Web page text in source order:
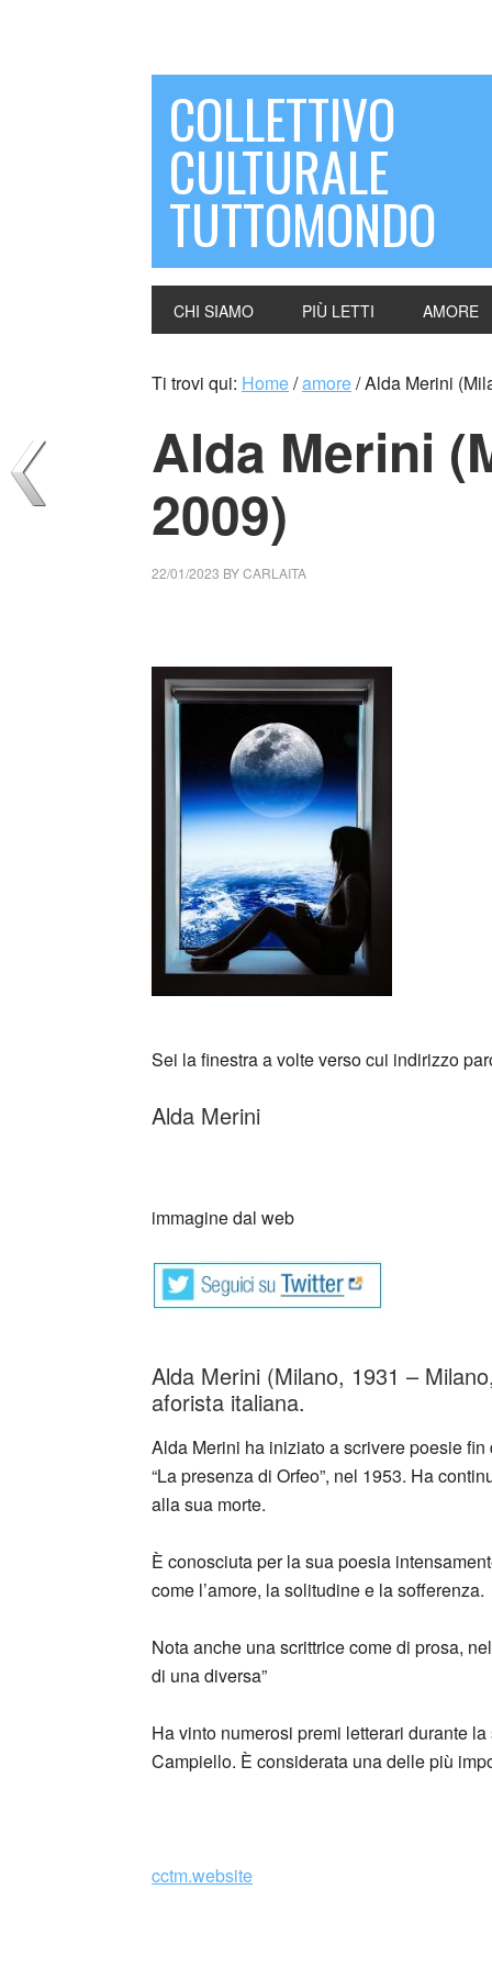
COLLETTIVO
CULTURALE
TUTTOMONDO
CHI SIAMO PIÙ LETTI AMORE
Ti trovi qui: Home/amore/Alda Merini
Alda Merini
2009)
22/01/2023 BYCARLAITA
Sei la finestra a volte verso cui indirizzo
Alda Merini
immagine dal web
Alda Merini (Milano, 1931 –
aforista italiana.
Alda Merini ha iniziato a scrivere poesie
“La presenza di Orfeo”, nel 1953. Ha
alla sua morte.
È conosciuta per la sua poesia
come l’amore, la solitudine e la sofferenza.
Nota anche una scrittrice come di prosa,
di una diversa”
Ha vinto numerosi premi letterari durante
Campiello. È considerata una delle più
cctm.website